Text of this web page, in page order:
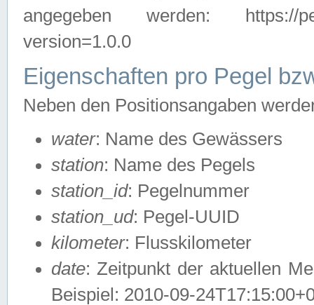
angegeben werden: https://
version=1.0.0
Eigenschaften pro Pegel
Neben den Positionsangaben
water: Name des Gewässers
station: Name des Pegels
station_id: Pegelnummer
station_ud: Pegel-UUID
kilometer: Flusskilometer
date: Zeitpunkt der aktuellen
Beispiel: 2010-09-